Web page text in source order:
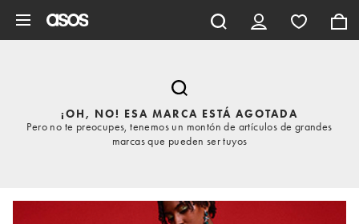
¡OH, NO! ESA MARCA ESTÁ AGOTADA
Pero no te preocupes, tenemos un montón de artículos de grandes
marcas que pueden ser tuyos